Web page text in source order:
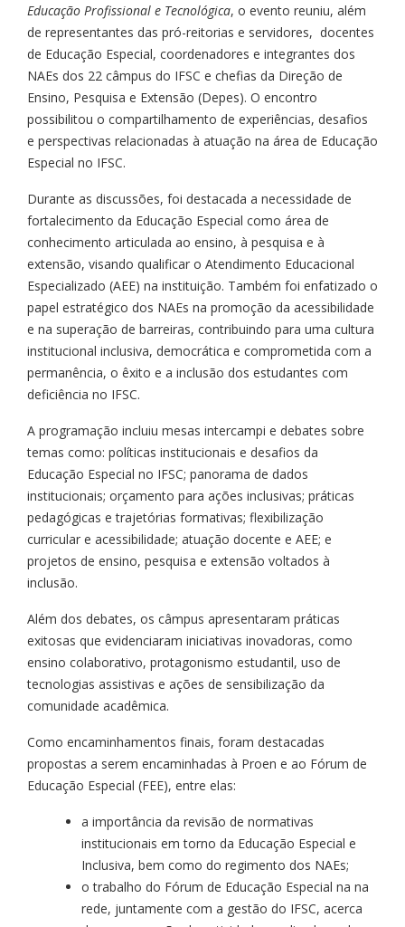
Educação Profissional e Tecnológica, o evento reuniu, além
de representantes das pró-reitorias e servidores, docentes
de Educação Especial, coordenadores e integrantes dos
NAEs dos 22 câmpus do IFSC e chefias da Direção de
Ensino, Pesquisa e Extensão (Depes). O encontro
possibilitou o compartilhamento de experiências, desafios
e perspectivas relacionadas à atuação na área de Educação
Especial no IFSC.
Durante as discussões, foi destacada a necessidade de
fortalecimento da Educação Especial como área de
conhecimento articulada ao ensino, à pesquisa e à
extensão, visando qualificar o Atendimento Educacional
Especializado (AEE) na instituição. Também foi enfatizado o
papel estratégico dos NAEs na promoção da acessibilidade
e na superação de barreiras, contribuindo para uma cultura
institucional inclusiva, democrática e comprometida com a
permanência, o êxito e a inclusão dos estudantes com
deficiência no IFSC.
A programação incluiu mesas intercampi e debates sobre
temas como: políticas institucionais e desafios da
Educação Especial no IFSC; panorama de dados
institucionais; orçamento para ações inclusivas; práticas
pedagógicas e trajetórias formativas; flexibilização
curricular e acessibilidade; atuação docente e AEE; e
projetos de ensino, pesquisa e extensão voltados à
inclusão.
Além dos debates, os câmpus apresentaram práticas
exitosas que evidenciaram iniciativas inovadoras, como
ensino colaborativo, protagonismo estudantil, uso de
tecnologias assistivas e ações de sensibilização da
comunidade acadêmica.
Como encaminhamentos finais, foram destacadas
propostas a serem encaminhadas à Proen e ao Fórum de
Educação Especial (FEE), entre elas:
a importância da revisão de normativas
institucionais em torno da Educação Especial e
Inclusiva, bem como do regimento dos NAEs;
o trabalho do Fórum de Educação Especial na na
rede, juntamente com a gestão do IFSC, acerca